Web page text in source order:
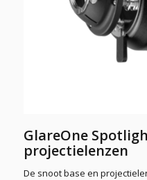
GlareOne
projectielenzen
De snoot base en